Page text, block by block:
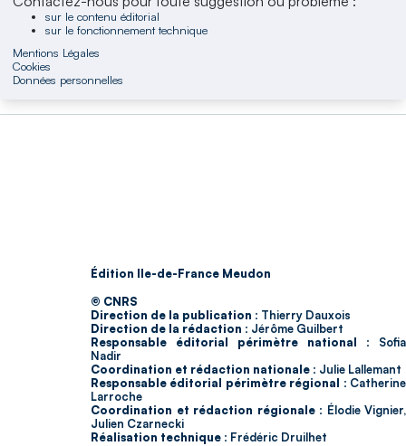
sur le contenu éditorial
sur le fonctionnement technique
Mentions Légales
Cookies
Données personnelles
Édition Ile-de-France Meudon
© CNRS
Direction de la publication : Thierry Dauxois
Direction de la rédaction : Jérôme Guilbert
Responsable éditorial périmètre national : Sofia
Nadir
Coordination et rédaction nationale : Julie Lallemant
Responsable éditorial périmètre régional : Catherine
Larroche
Coordination et rédaction régionale : Élodie Vignier,
Julien Czarnecki
Réalisation technique : Frédéric Druilhet